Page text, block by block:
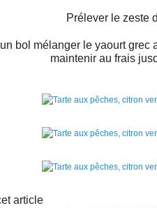
Prélever le zeste
bol mélanger le yaourt grec
maintenir au frais
article